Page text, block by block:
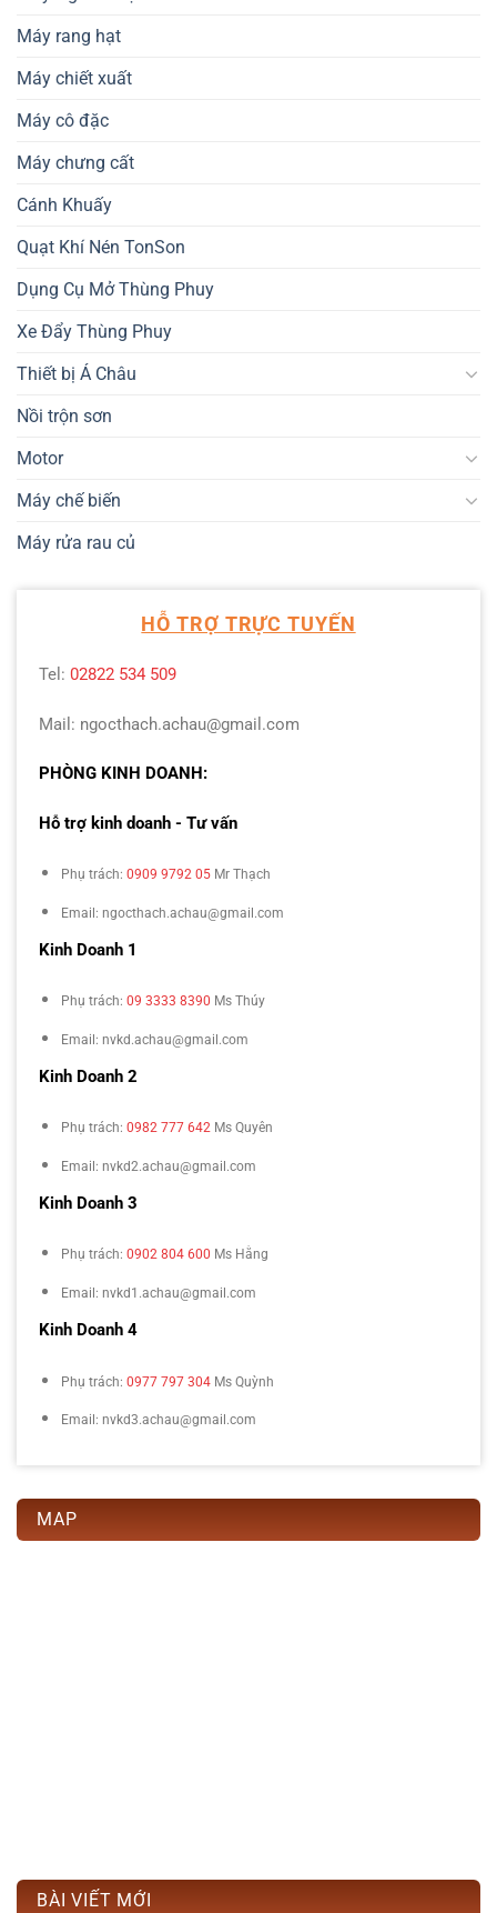
Máy rang hạt
Máy chiết xuất
Máy cô đặc
Máy chưng cất
Cánh Khuấy
Quạt Khí Nén TonSon
Dụng Cụ Mở Thùng Phuy
Xe Đẩy Thùng Phuy
Thiết bị Á Châu
Nồi trộn sơn
Motor
Máy chế biến
Máy rửa rau củ
HỖ TRỢ TRỰC TUYẾN
Tel: 02822 534 509
Mail: ngocthach.achau@gmail.com
PHÒNG KINH DOANH:
Hỗ trợ kinh doanh - Tư vấn
Phụ trách: 0909 9792 05 Mr Thạch
Email: ngocthach.achau@gmail.com
Kinh Doanh 1
Phụ trách: 09 3333 8390 Ms Thúy
Email: nvkd.achau@gmail.com
Kinh Doanh 2
Phụ trách: 0982 777 642 Ms Quyên
Email: nvkd2.achau@gmail.com
Kinh Doanh 3
Phụ trách: 0902 804 600 Ms Hằng
Email: nvkd1.achau@gmail.com
Kinh Doanh 4
Phụ trách: 0977 797 304 Ms Quỳnh
Email: nvkd3.achau@gmail.com
MAP
BÀI VIẾT MỚI